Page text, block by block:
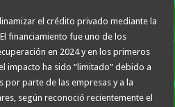
el crédito privado mediante la
financiamiento fue uno de los
en 2024 y en los primeros
impacto ha sido “limitado” debido a
por parte de las empresas y a la
según reconoció recientemente el